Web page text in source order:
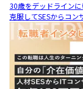
30歳をデッドライン
克服してSESからコン